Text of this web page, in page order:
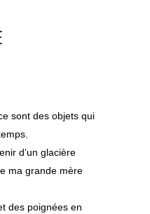
sont des objets qui
d’un glacière
ma grande mère
des poignées en